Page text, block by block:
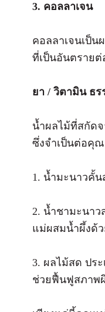
3. คอลลาเจน
คอลลาเจนเป็น
ที่เป็นอันตราย
ยา / วิตามิน ธ
น้ำผลไม้ที่สกัด
ซึ่งจำเป็นต่อคุ
1. น้ำมะนาวคั้
2. น้ำชามะนา
แม่ผสมน้ำผึ้งด้
3. ผลไม้สด ปร
ช่วยฟื้นฟูสภาพ